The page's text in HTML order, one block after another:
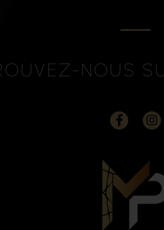
NOUS